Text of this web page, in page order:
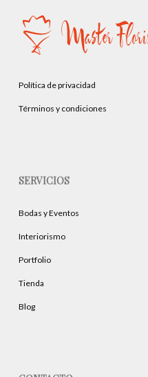
Política de privacidad
Términos y condiciones
SERVICIOS
Bodas y Eventos
Interiorismo
Portfolio
Tienda
Blog